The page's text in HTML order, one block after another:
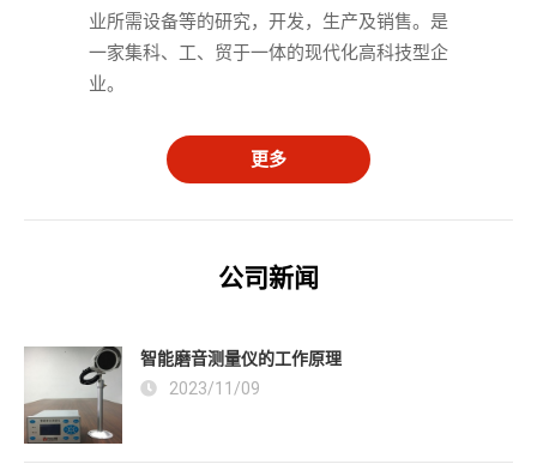
业所需设备等的研究，开发，生产及销售。是
一家集科、工、贸于一体的现代化高科技型企
业。
更多
公司新闻
智能磨音测量仪的工作原理
2023/11/09